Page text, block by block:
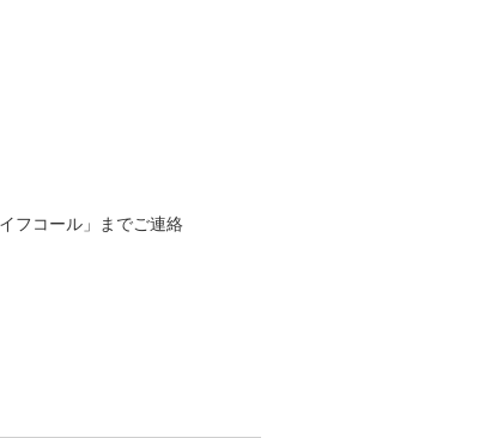
フコール」までご連絡